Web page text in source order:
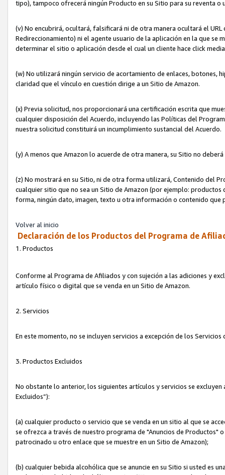
tipo), tampoco ofrecerá ningún Producto en su Sitio para su reventa o
(v) No encubrirá, ocultará, falsificará ni de otra manera ocultará el
Redireccionamiento) ni el agente usuario de la aplicación en la que
determinar el sitio o aplicación desde el cual un cliente hace click
(w) No utilizará ningún servicio de acortamiento de enlaces, botones,
claridad que el vínculo en cuestión dirige a un Sitio de Amazon.
(x) Previa solicitud, nos proporcionará una certificación escrita que
cualquier disposición del Acuerdo, incluyendo las Políticas del
nuestra solicitud constituirá un incumplimiento sustancial del Acuerdo.
(y) A menos que Amazon lo acuerde de otra manera, su Sitio no
(z) No mostrará en su Sitio, ni de otra forma utilizará, Contenido del
cualquier sitio que no sea un Sitio de Amazon (por ejemplo:
forma, ningún dato, imagen, texto u otra información o contenido
Volver al inicio
Declaración de los Productos del Programa de
1. Productos
Conforme al Programa de Afiliados y con sujeción a las adiciones y
artículo físico o digital que se venda en un Sitio de Amazon.
2. Servicios
En este momento, no se incluyen servicios a excepción de los
3. Productos Excluidos
No obstante lo anterior, los siguientes artículos y servicios se
Excluidos”):
(a) cualquier producto o servicio que se venda en un sitio al que se
se ofrezca a través de nuestro programa de "Anuncios de Productos"
patrocinado u otro enlace que se muestre en un Sitio de Amazon);
(b) cualquier bebida alcohólica que se anuncie en su Sitio si usted es